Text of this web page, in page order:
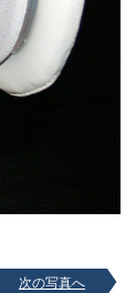
次の写真へ